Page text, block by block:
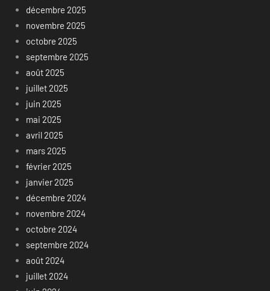
décembre 2025
novembre 2025
octobre 2025
septembre 2025
août 2025
juillet 2025
juin 2025
mai 2025
avril 2025
mars 2025
février 2025
janvier 2025
décembre 2024
novembre 2024
octobre 2024
septembre 2024
août 2024
juillet 2024